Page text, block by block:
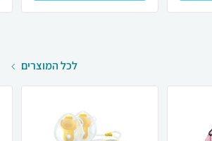
לכל המוצרים